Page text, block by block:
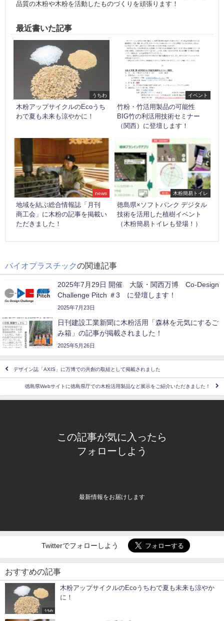
品質の木粉や木粉を活動したものづくりを頑張ります！
最近書いた記事
うちわ
木粉アップサイクルのEcoうち
わで夏も未来も涼やかに！
イベント
竹粉・竹活用製品の可能性
BIG竹の利活用技術セミナー
（関西）に登壇します！
news
地域を結ぶ総合情報誌「月刊
商工会」に木粉の記事を掲載い
ただきました！
木粉簡易トイレ
徳島県×ソフトバンク デジタル
技術を活用した植樹イベント
（木粉簡易トイレも登場！）
バイオプラスチックの関連記事
2025年7月29日 開催 大阪・関西万博 Co-Design
Challenge Pitch ＃3 に登壇します！
2025年7月23日
日刊建設工業新聞に木粉活用「森林を元気にするご
み箱」の記事が掲載されました！
2025年5月26日
デザイン誌「AXIS」に万博での共創の取組として掲載されました
徳島県Webサイトに徳島県庁での木粉活用製品など展示をご紹介いただきました！
この記事が気に入ったら
フォローしよう
最新情報をお届けします
Twitterでフォローしよう
おすすめの記事
うちわ
木粉アップサイクルのEcoうちわで夏も未来も涼やか
に！